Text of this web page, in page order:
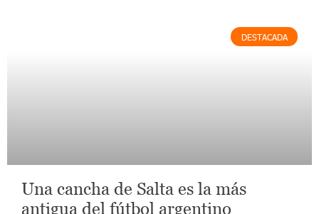
DESTACADA
Una cancha de Salta es la más
antigua del fútbol argentino